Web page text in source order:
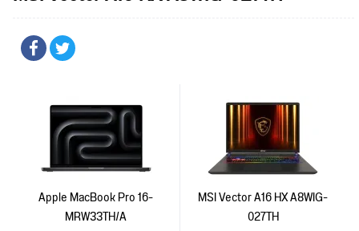
Apple MacBook Pro 16-
MRW33TH/A
MSI Vector A16 HX A8WIG-
027TH